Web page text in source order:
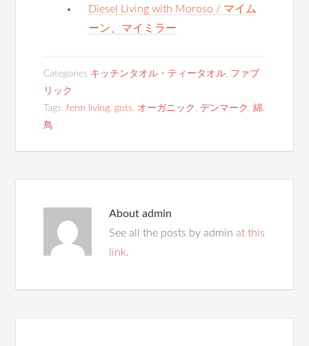
Diesel Living with Moroso / マイム
ーン、マイミラー
Categories キッチンタオル・ティータオル, ファブ
リック
Tags:ferm living,gots, オーガニック ,デンマーク ,綿,
鳥
About admin
See all the posts by adminat this
link.